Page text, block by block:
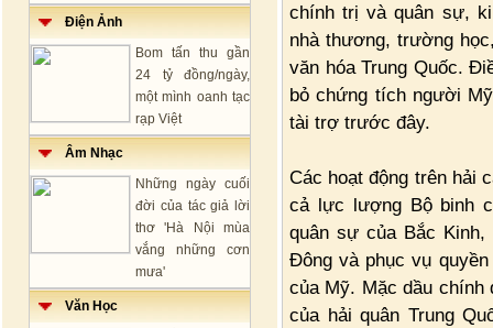
Điện Ảnh
Bom tấn thu gần
24 tỷ đồng/ngày,
một mình oanh tạc
rạp Việt
Âm Nhạc
Những ngày cuối
đời của tác giả lời
thơ 'Hà Nội mùa
vắng những cơn
mưa'
Văn Học
chính trị và quân sự,
nhà thương, trường
văn hóa Trung Quốc.
bỏ chứng tích người
tài trợ trước đây.
Các hoạt động trên hải
cả lực lượng Bộ binh
quân sự của Bắc Kinh,
Đông và phục vụ
của Mỹ. Mặc dầu chính
của hải quân Trung